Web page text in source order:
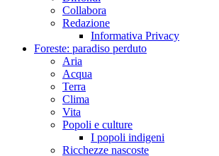
Collabora
Redazione
Informativa Privacy
Foreste: paradiso perduto
Aria
Acqua
Terra
Clima
Vita
Popoli e culture
I popoli indigeni
Ricchezze nascoste